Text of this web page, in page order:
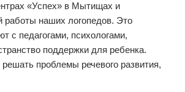
«Успех» в Мытищах и
работы наших логопедов. Это
с педагогами, психологами,
поддержки для ребенка.
проблемы речевого развития,